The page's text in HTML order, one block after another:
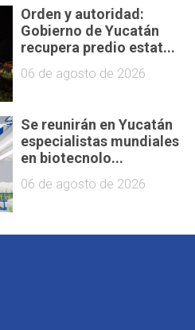
Orden y autoridad:
Gobierno de Yucatán
recupera predio estat...
06 de agosto de 2026
Se reunirán en Yucatán
especialistas mundiales
en biotecnolo...
06 de agosto de 2026